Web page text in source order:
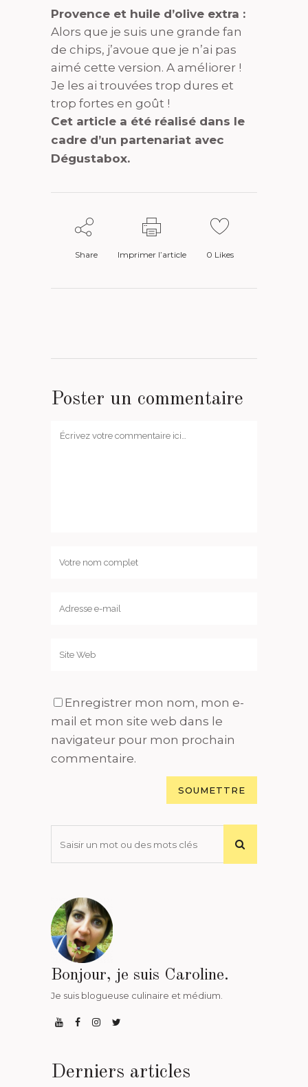
Provence et huile d’olive extra :
Alors que je suis une grande fan
de chips, j’avoue que je n’ai pas
aimé cette version. A améliorer !
Je les ai trouvées trop dures et
trop fortes en goût !
Cet article a été réalisé dans le
cadre d’un partenariat avec
Dégustabox.
Share Imprimer l’article 0 Likes
Poster un commentaire
Enregistrer mon nom, mon e-
mail et mon site web dans le
navigateur pour mon prochain
commentaire.
Bonjour, je suis Caroline.
Je suis blogueuse culinaire et médium.
Derniers articles